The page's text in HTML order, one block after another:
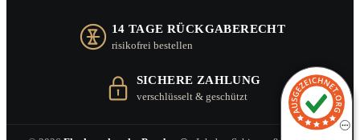
14 TAGE RÜCKGABERECHT
risikofrei bestellen
SICHERE ZAHLUNG
verschlüsselt & geschützt